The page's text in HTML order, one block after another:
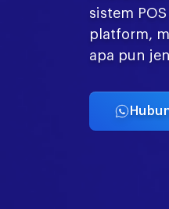
sistem
platform,
apa pun